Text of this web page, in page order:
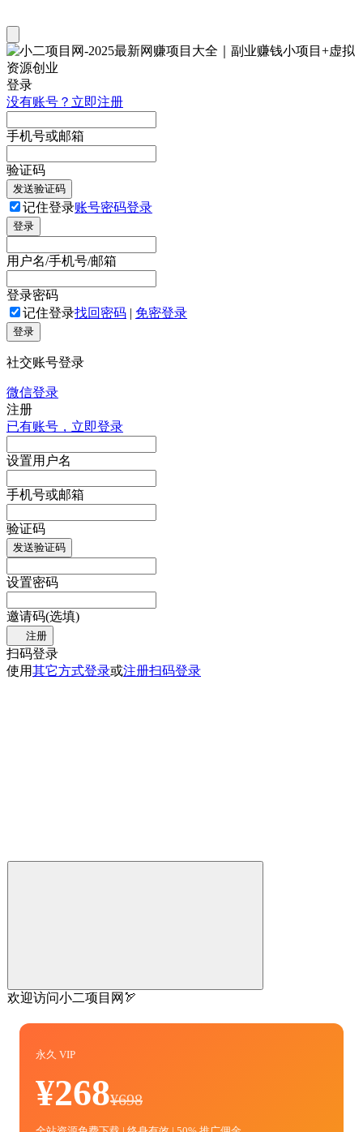
登录
没有账号？立即注册
手机号或邮箱
验证码
发送验证码
记住登录账号密码登录
登录
用户名/手机号/邮箱
登录密码
记住登录找回密码 | 免密登录
登录
社交账号登录
微信登录
注册
已有账号，立即登录
设置用户名
手机号或邮箱
验证码
发送验证码
设置密码
邀请码(选填)
注册
扫码登录
使用其它方式登录或注册扫码登录
欢迎访问小二项目网🏹
永久 VIP
¥268¥698